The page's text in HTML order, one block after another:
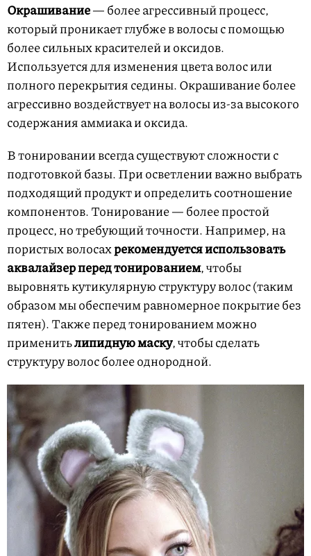
Окрашивание— более агрессивный процесс,
который проникает глубже в волосы с помощью
более сильных красителей и оксидов.
Используется для изменения цвета волос или
полного перекрытия седины. Окрашивание более
агрессивно воздействует на волосы из-за высокого
содержания аммиака и оксида.
В тонировании всегда существуют сложности с
подготовкой базы. При осветлении важно выбрать
подходящий продукт и определить соотношение
компонентов. Тонирование — более простой
процесс, но требующий точности. Например, на
пористых волосахрекомендуется использовать
аквалайзер перед тонированием, чтобы
выровнять кутикулярную структуру волос (таким
образом мы обеспечим равномерное покрытие без
пятен). Также перед тонированием можно
применитьлипидную маску, чтобы сделать
структуру волос более однородной.